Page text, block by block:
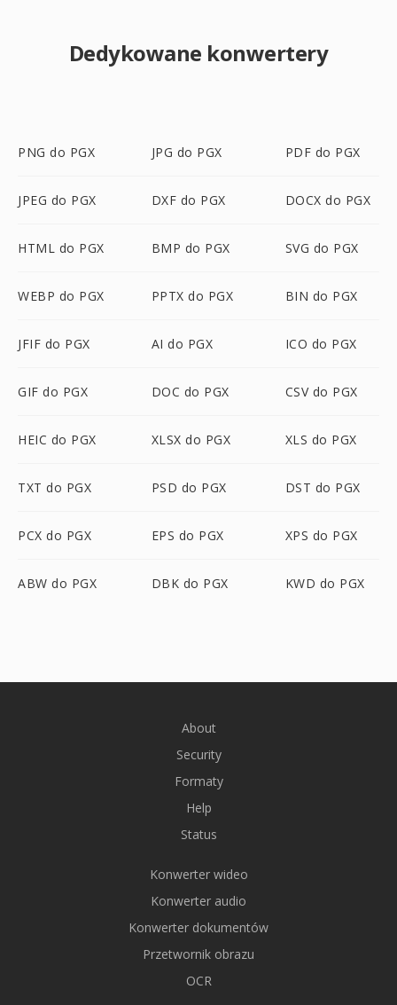
Dedykowane konwertery
PNG do PGX JPG do PGX PDF do PGX
JPEG do PGX DXF do PGX DOCX do PGX
HTML do PGX BMP do PGX SVG do PGX
WEBP do PGX PPTX do PGX BIN do PGX
JFIF do PGX AI do PGX ICO do PGX
GIF do PGX DOC do PGX CSV do PGX
HEIC do PGX XLSX do PGX XLS do PGX
TXT do PGX PSD do PGX DST do PGX
PCX do PGX EPS do PGX XPS do PGX
ABW do PGX DBK do PGX KWD do PGX
About
Security
Formaty
Help
Status
Konwerter wideo
Konwerter audio
Konwerter dokumentów
Przetwornik obrazu
OCR